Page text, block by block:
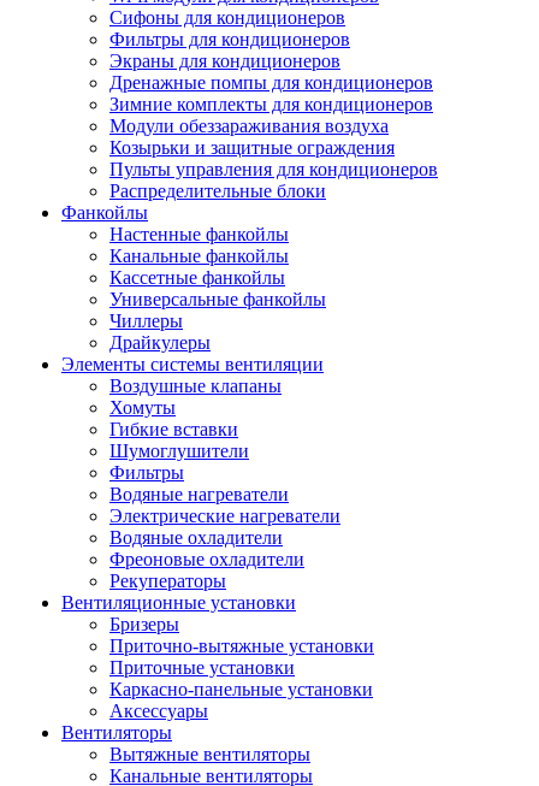
Сифоны для кондиционеров
Фильтры для кондиционеров
Экраны для кондиционеров
Дренажные помпы для кондиционеров
Зимние комплекты для кондиционеров
Модули обеззараживания воздуха
Козырьки и защитные ограждения
Пульты управления для кондиционеров
Распределительные блоки
Фанкойлы
Настенные фанкойлы
Канальные фанкойлы
Кассетные фанкойлы
Универсальные фанкойлы
Чиллеры
Драйкулеры
Элементы системы вентиляции
Воздушные клапаны
Хомуты
Гибкие вставки
Шумоглушители
Фильтры
Водяные нагреватели
Электрические нагреватели
Водяные охладители
Фреоновые охладители
Рекуператоры
Вентиляционные установки
Бризеры
Приточно-вытяжные установки
Приточные установки
Каркасно-панельные установки
Аксессуары
Вентиляторы
Вытяжные вентиляторы
Канальные вентиляторы